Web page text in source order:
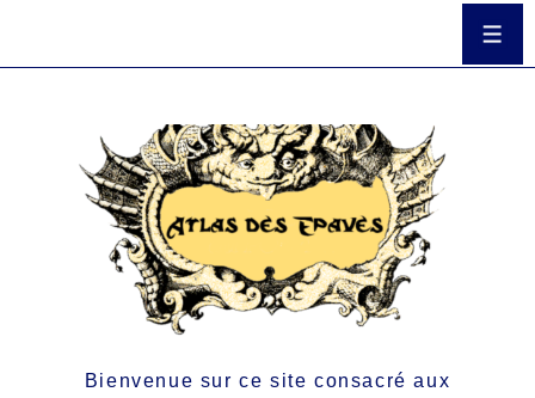
Bienvenue sur ce site consacré aux